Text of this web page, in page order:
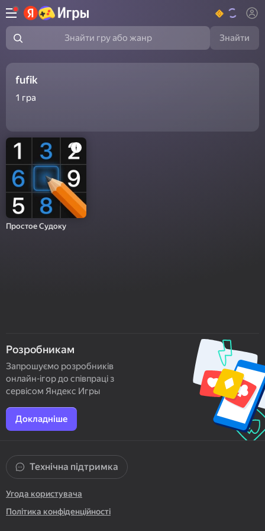
Знайти гру або жанр Знайти
fufik
1 гра
Простое Судоку
Розробникам
Запрошуємо розробників
онлайн-ігор до співпраці з
сервісом Яндекс Игры
Докладніше
Угода користувача
Політика конфіденційності
Технічна підтримка